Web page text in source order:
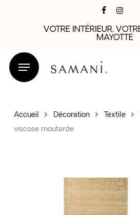
VOTRE INTÉRIEUR,
MAYOTTE
Accueil Décoration Textile
viscose moutarde